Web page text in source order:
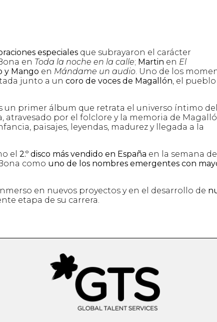
especiales que subrayaron el carácter
en Toda la noche en la calle; Martin en El
y Mango en Mándame un audio. Uno de los
junto a un coro de voces de Magallón, el pueblo
un primer álbum que retrata el universo íntimo
atravesado por el folclore y la memoria de
paisajes, leyendas, madurez y llegada a la
el 2.º disco más vendido en España en la semana
como uno de los nombres emergentes con
en nuevos proyectos y en el desarrollo de
etapa de su carrera.